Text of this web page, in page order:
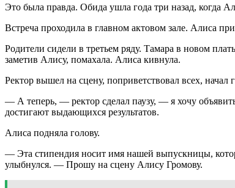
Это была правда. Обида ушла года три назад, когда
Встреча проходила в главном актовом зале. Алиса
Родители сидели в третьем ряду. Тамара в новом
заметив Алису, помахала. Алиса кивнула.
Ректор вышел на сцену, поприветствовал всех,
— А теперь, — ректор сделал паузу, — я хочу
достигают выдающихся результатов.
Алиса подняла голову.
— Эта стипендия носит имя нашей выпускницы,
улыбнулся. — Прошу на сцену Алису Громову.